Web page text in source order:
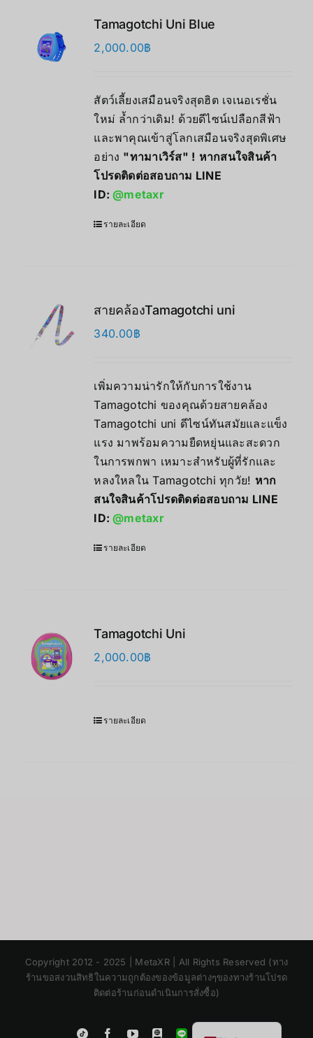
Tamagotchi Uni Blue
2,000.00฿
สัตว์เลี้ยงเสมือนจริงสุดฮิต เจเนอเรชั่น
ใหม่ ล้ำกว่าเดิม! ด้วยดีไซน์เปลือกสีฟ้า
และพาคุณเข้าสู่โลกเสมือนจริงสุดพิเศษ
อย่าง "ทามาเวิร์ส" ! หากสนใจสินค้า
โปรดติดต่อสอบถาม LINE
ID:@metaxr
รายละเอียด
สายคล้องTamagotchi uni
340.00฿
เพิ่มความน่ารักให้กับการใช้งาน
Tamagotchi ของคุณด้วยสายคล้อง
Tamagotchi uni ดีไซน์ทันสมัยและแข็ง
แรง มาพร้อมความยืดหยุ่นและสะดวก
ในการพกพา เหมาะสำหรับผู้ที่รักและ
หลงใหลใน Tamagotchi ทุกวัย! หาก
สนใจสินค้าโปรดติดต่อสอบถาม LINE
ID:@metaxr
รายละเอียด
Tamagotchi Uni
2,000.00฿
รายละเอียด
Copyright 2012 - 2025 | MetaXR | All Rights Reserved (ทาง
ร้านขอสงวนสิทธิในความถูกต้องของข้อมูลต่างๆของทางร้านโปรด
ติดต่อร้านก่อนดำเนินการสั่งซื้อ)
Tiktok FacebookYouTubeBlogger
LINE
Chinese